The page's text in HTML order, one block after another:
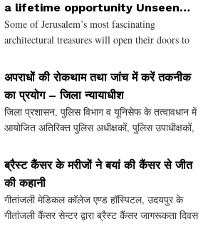
a lifetime opportunity Unseen
Architectural and Artistic
Treasures
Some of Jerusalem’s most fascinating
architectural treasures will open their doors to
festival, which takes place this year from
October 31 - November 2
अपराधों की रोकथाम तथा जांच में करें तकनीक
का प्रयोग – जिला न्यायाधीश
जिला प्रशासन, पुलिस विभाग व यूनिसेफ के तत्वावधान में
आयोजित अतिरिक्त पुलिस अधीक्षकों, पुलिस उपाधीक्षकों,
दिवसीय प्रशिक्षण शुक्रवार को जिला एवं सेशन न्
ब्रैस्ट कैंसर के मरीजों ने बयां की कैंसर से जीत
की कहानी
गीतांजली मेडिकल कॉलेज एण्ड हॉस्पिटल, उदयपुर के
गीतांजली कैंसर सेन्टर द्वारा ब्रैस्ट कैंसर जागरूकता दिवस